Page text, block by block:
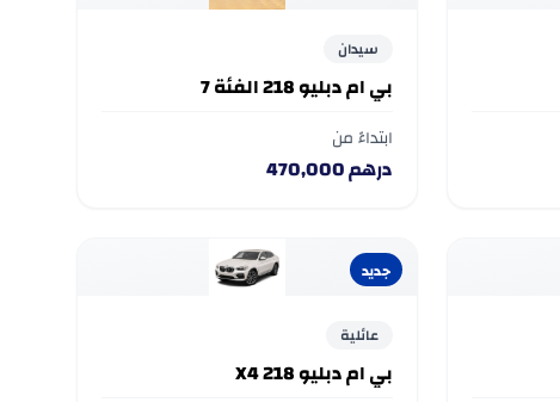
سيدان
بي ام دبليو 218 الفئة 7
ابتداءً من
درهم470,000
جديد
عائلية
بي ام دبليو 218 X4